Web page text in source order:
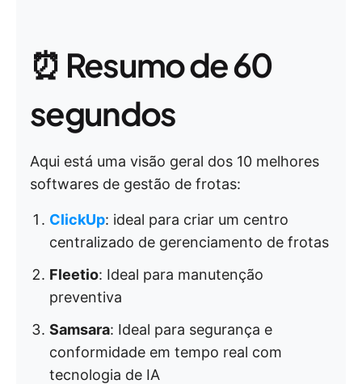
⏰ Resumo de 60
segundos
Aqui está uma visão geral dos 10 melhores
softwares de gestão de frotas:
ClickUp: ideal para criar um centro
centralizado de gerenciamento de frotas
Fleetio: Ideal para manutenção
preventiva
Samsara: Ideal para segurança e
conformidade em tempo real com
tecnologia de IA